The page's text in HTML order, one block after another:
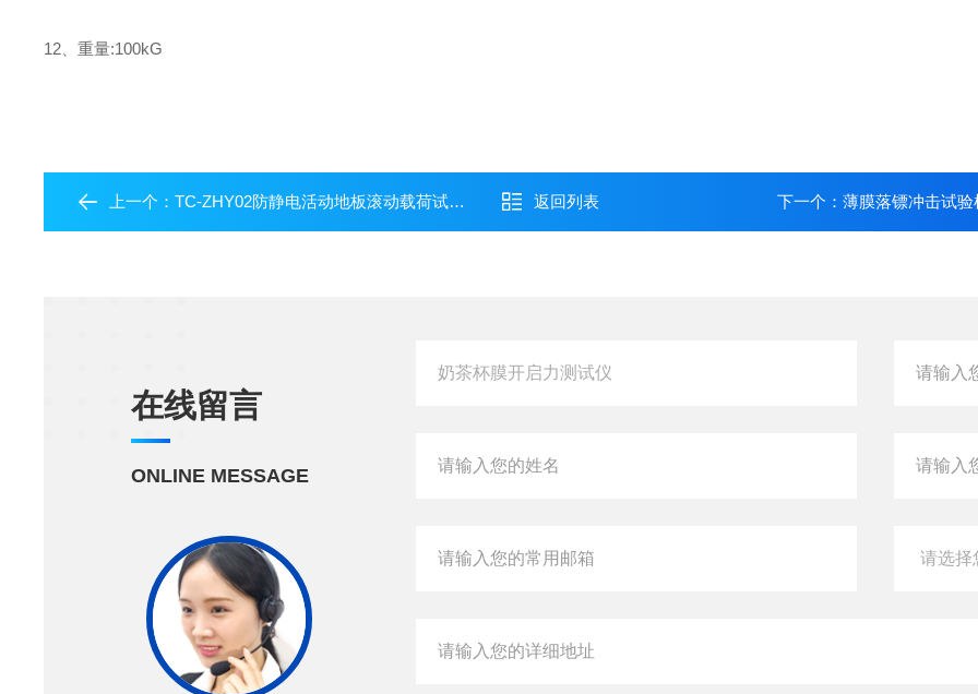
12 、重量:100kG
上一个：TC-ZHY02防静电活动地板滚动载荷试验机 返回列表 下一个： 薄膜落镖冲击试验
在线留言
ONLINE MESSAGE